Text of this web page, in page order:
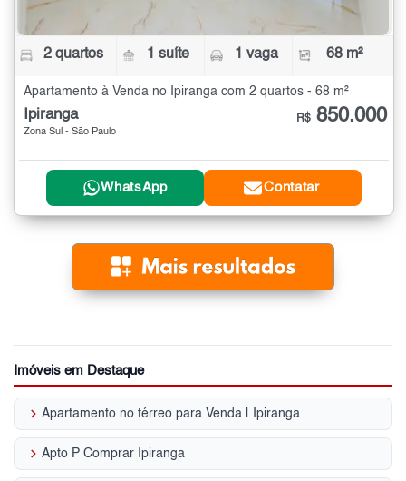
2 quartos 1 suíte 1 vaga 68 m²
Apartamento à Venda no Ipiranga com 2 quartos - 68 m²
Ipiranga
Zona Sul - São Paulo
R$ 850.000
WhatsApp Contatar
Imóveis em Destaque
keyboard_arrow_right Apartamento no térreo para Venda | Ipiranga
keyboard_arrow_right Apto P Comprar Ipiranga